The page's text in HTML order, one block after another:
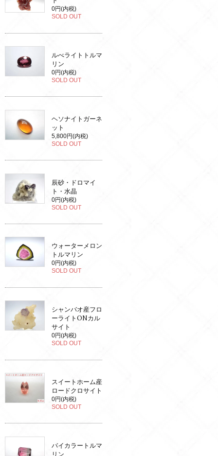
0円(内税)
SOLD OUT
ルべライトトルマ
リン
0円(内税)
SOLD OUT
ヘソナイトガーネ
ット
5,800円(内税)
SOLD OUT
辰砂・ドロマイ
ト・水晶
0円(内税)
SOLD OUT
ウォーターメロン
トルマリン
0円(内税)
SOLD OUT
シャンバオ産フロ
ーライトONカル
サイト
0円(内税)
SOLD OUT
スイートホーム産
ロードクロサイト
0円(内税)
SOLD OUT
バイカラートルマ
リン